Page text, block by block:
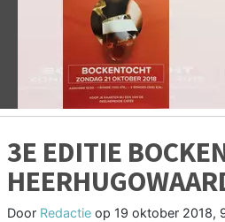
3E EDITIE
Door Redactie op 19 oktober 2018,